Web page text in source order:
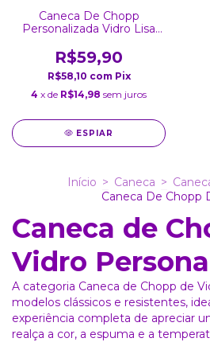
Caneca De Chopp
Personalizada Vidro Lisa
R$59,90
R$58,10 com Pix
4 x de R$14,98 sem juros
ESPIAR
Início > Caneca >
Caneca De Chopp
Caneca de
Vidro
A categoria Caneca de Chopp de
modelos clássicos e resistentes,
experiência completa de apreciar
realça a cor, a espuma e a